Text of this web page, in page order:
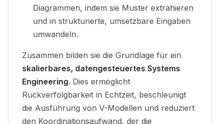
Diagrammen, indem sie Muster extrahieren
und in strukturierte, umsetzbare Eingaben
umwandeln.
Zusammen bilden sie die Grundlage für ein
skalierbares, datengesteuertes Systems
Engineering. Dies ermöglicht
Rückverfolgbarkeit in Echtzeit, beschleunigt
die Ausführung von V-Modellen und reduziert
den Koordinationsaufwand, der die